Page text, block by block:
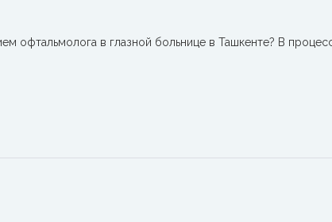
офтальмолога в глазной больнице в Ташкенте? В